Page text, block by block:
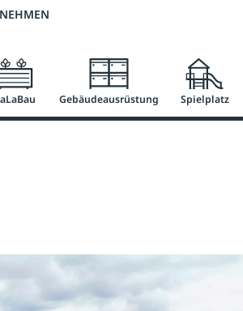
ab 50 €
Gebäudeausrüstung Spielplatz